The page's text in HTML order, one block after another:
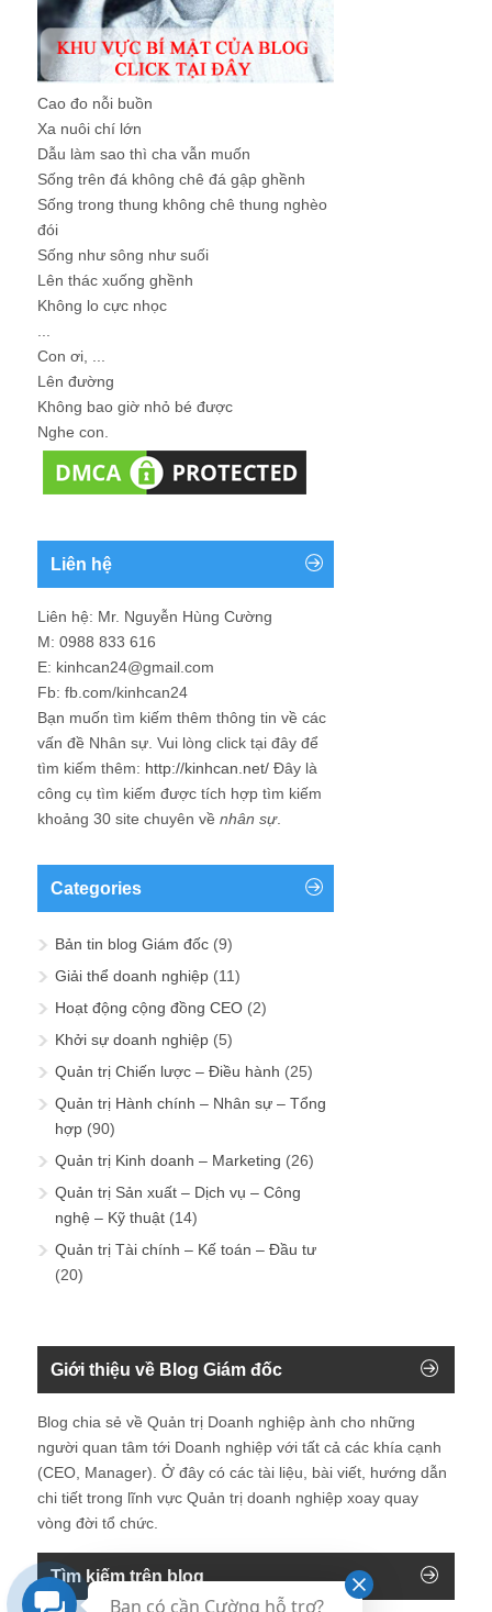
Cao đo nỗi buồn
Xa nuôi chí lớn
Dẫu làm sao thì cha vẫn muốn
Sống trên đá không chê đá gập ghềnh
Sống trong thung không chê thung nghèo
đói
Sống như sông như suối
Lên thác xuống ghềnh
Không lo cực nhọc
Con ơi, ...
Lên đường
Không bao giờ nhỏ bé được
Nghe con.
Liên hệ
Liên hệ: Mr. Nguyễn Hùng Cường
M: 0988 833 616
E: kinhcan24@gmail.com
Fb: fb.com/kinhcan24
Bạn muốn tìm kiếm thêm thông tin về các
vấn đề Nhân sự . Vui lòng click tại đây để
tìm kiếm thêm: http://kinhcan.net/ Đây là
công cụ tìm kiếm được tích hợp tìm kiếm
khoảng 30 site chuyên về nhân sự.
Categories
Bản tin blog Giám đốc (9)
Giải thể doanh nghiệp (11)
Hoạt động cộng đồng CEO (2)
Khởi sự doanh nghiệp (5)
Quản trị Chiến lược – Điều hành (25)
Quản trị Hành chính – Nhân sự – Tổng
hợp (90)
Quản trị Kinh doanh – Marketing (26)
Quản trị Sản xuất – Dịch vụ – Công
nghệ – Kỹ thuật (14)
Quản trị Tài chính – Kế toán – Đầu tư
(20)
Giới thiệu về Blog Giám đốc
Blog chia sẻ về Quản trị Doanh nghiệp ành cho những
người quan tâm tới Doanh nghiệp với tất cả các khía cạnh
(CEO, Manager). Ở đây có các tài liệu, bài viết, hướng dẫn
chi tiết trong lĩnh vực Quản trị doanh nghiệp xoay quay
vòng đời tổ chức.
Tìm kiếm trên blog
Bạn có cần Cường hỗ trợ?